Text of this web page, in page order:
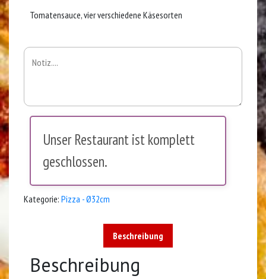
Tomatensauce, vier verschiedene Käsesorten
Unser Restaurant ist komplett
geschlossen.
Kategorie: Pizza - Ø32cm
Beschreibung
Beschreibung